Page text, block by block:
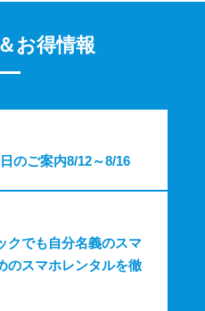
お得情報
のご案内8/12～8/16
クでも自分名義のスマ
のスマホレンタルを徹